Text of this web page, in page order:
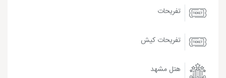
تفریحات
تفریحات کیش
هتل مشهد